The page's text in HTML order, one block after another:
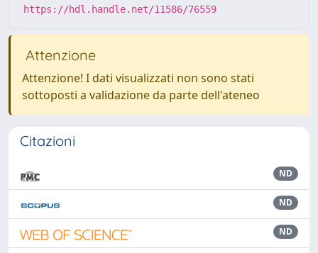
https://hdl.handle.net/11586/76559
Attenzione
Attenzione! I dati visualizzati non sono stati
sottoposti a validazione da parte dell'ateneo
Citazioni
ND
ND
ND